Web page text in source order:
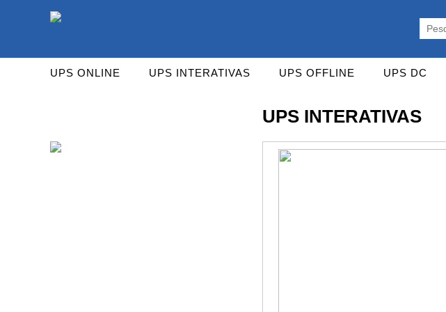
UPS ONLINE UPS INTERATIVAS UPS OFFLINE UPS DC
UPS INTERATIVAS